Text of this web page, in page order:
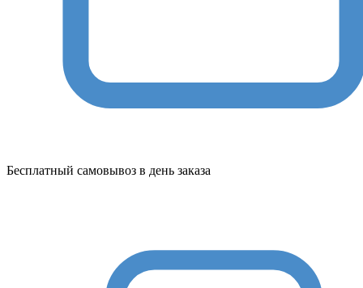
Бесплатный самовывоз в день заказа